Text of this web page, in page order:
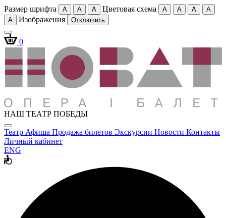
Размер шрифта A A A Цветовая схема A A A
A
A
Изображения Отключить
0
НАШ ТЕАТР ПОБЕДЫ
Театр Афиша Продажа билетов Экскурсии Новости Контакты
Личный кабинет
ENG